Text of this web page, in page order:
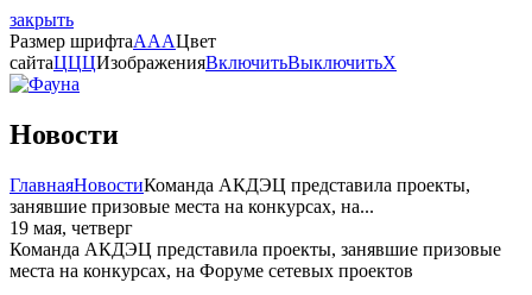
закрыть
Размер шрифтаAAAЦвет
сайтаЦЦЦИзображенияВключитьВыключитьX
Новости
ГлавнаяНовостиКоманда АКДЭЦ представила проекты,
занявшие призовые места на конкурсах, на...
19 мая, четверг
Команда АКДЭЦ представила проекты, занявшие призовые
места на конкурсах, на Форуме сетевых проектов